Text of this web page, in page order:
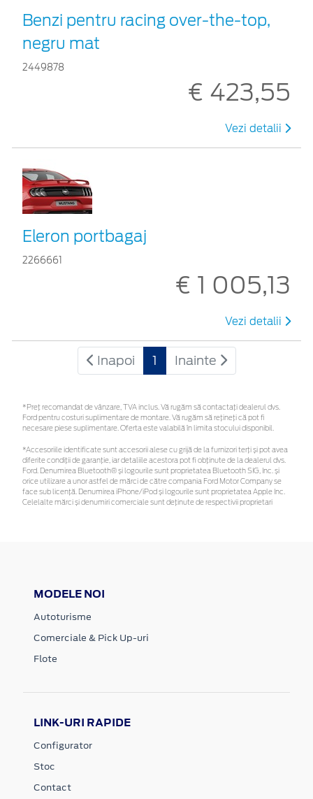
Benzi pentru racing over-the-top,
negru mat
2449878
€ 423,55
Vezi detalii
Eleron portbagaj
2266661
€ 1 005,13
Vezi detalii
Inapoi 1 Inainte
*Preţ recomandat de vânzare, TVA inclus. Vă rugăm să contactaţi dealerul dvs.
Ford pentru costuri suplimentare de montare. Vă rugăm să rețineți că pot fi
necesare piese suplimentare. Oferta este valabilă în limita stocului disponibil.
*Accesoriile identificate sunt accesorii alese cu grijă de la furnizori terți și pot avea
diferite condiții de garanție, iar detaliile acestora pot fi obținute de la dealerul dvs.
Ford. Denumirea Bluetooth® și logourile sunt proprietatea Bluetooth SIG, Inc. și
orice utilizare a unor astfel de mărci de către compania Ford Motor Company se
face sub licență. Denumirea iPhone/iPod și logourile sunt proprietatea Apple Inc.
Celelalte mărci și denumiri comerciale sunt deținute de respectivii proprietari
MODELE NOI
Autoturisme
Comerciale & Pick Up-uri
Flote
LINK-URI RAPIDE
Configurator
Stoc
Contact